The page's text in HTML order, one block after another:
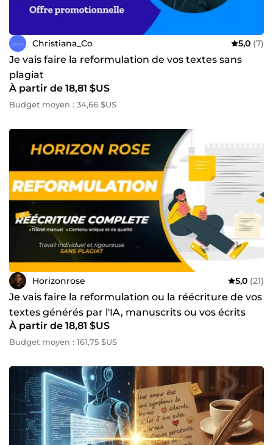
Christiana_Co 5,0 (7)
Je vais faire la reformulation de vos textes sans
plagiat
À partir de 18,81 $US
Budget moyen : 34,66 $US
Horizonrose 5,0 (21)
Je vais faire la reformulation ou la réécriture de vos
textes générés par l'IA, manuscrits ou vos écrits
À partir de 18,81 $US
Budget moyen : 161,75 $US